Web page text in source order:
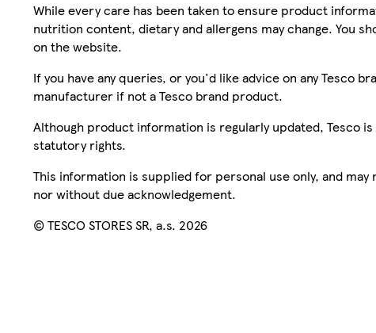
While every care has been taken to ensure product
nutrition content, dietary and allergens may change. You
on the website.
If you have any queries, or you'd like advice on any Tesco
manufacturer if not a Tesco brand product.
Although product information is regularly updated, Tesco
statutory rights.
This information is supplied for personal use only, and
nor without due acknowledgement.
© TESCO STORES SR, a.s. 2026